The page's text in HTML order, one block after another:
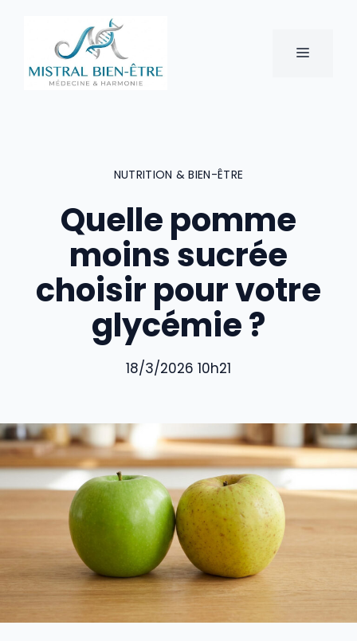
contenu
MENU
NUTRITION & BIEN-ÊTRE
Quelle pomme
moins sucrée
choisir pour votre
glycémie ?
18/3/2026 10h21